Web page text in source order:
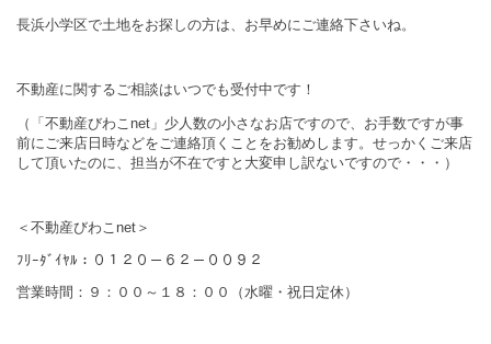
長浜小学区で土地をお探しの方は、お早めにご連絡下さいね。
不動産に関するご相談はいつでも受付中です！
（「不動産びわこnet」少人数の小さなお店ですので、お手数ですが事
前にご来店日時などをご連絡頂くことをお勧めします。せっかくご来店
して頂いたのに、担当が不在ですと大変申し訳ないですので・・・）
＜不動産びわこnet＞
ﾌﾘｰﾀﾞｲﾔﾙ：０１２０－６２－００９２
営業時間：９：００～１８：００（水曜・祝日定休）